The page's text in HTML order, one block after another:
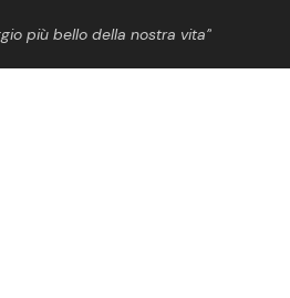
più bello della nostra vita”